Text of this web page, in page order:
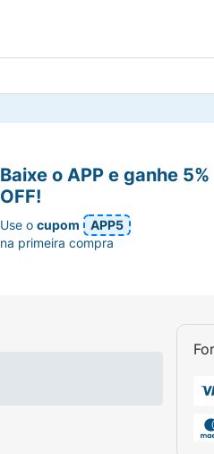
Baixe o APP e ganhe 5%
OFF!
Use ocupom
APP5
na primeira compra